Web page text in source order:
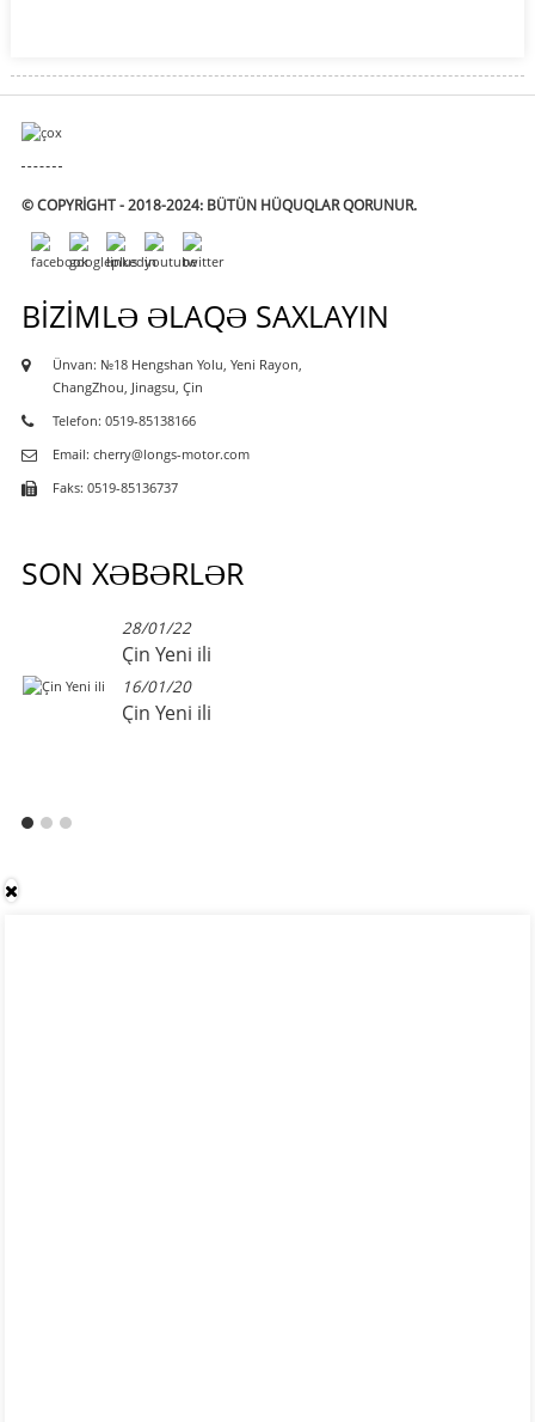
© COPYRIGHT - 2018-2024: BÜTÜN HÜQUQLAR QORUNUR.
BIZIMLƏ ƏLAQƏ SAXLAYIN
Ünvan: №18 Hengshan Yolu, Yeni Rayon,
ChangZhou, Jinagsu, Çin
Telefon: 0519-85138166
Email: cherry@longs-motor.com
Faks: 0519-85136737
SON XƏBƏRLƏR
28/01/22
Çin Yeni ili
16/01/20
Çin Yeni ili